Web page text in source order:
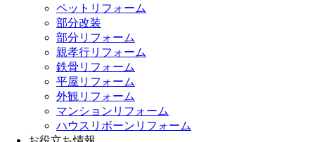
ペットリフォーム
部分改装
部分リフォーム
親孝行リフォーム
鉄骨リフォーム
平屋リフォーム
外観リフォーム
マンションリフォーム
ハウスリボーンリフォーム